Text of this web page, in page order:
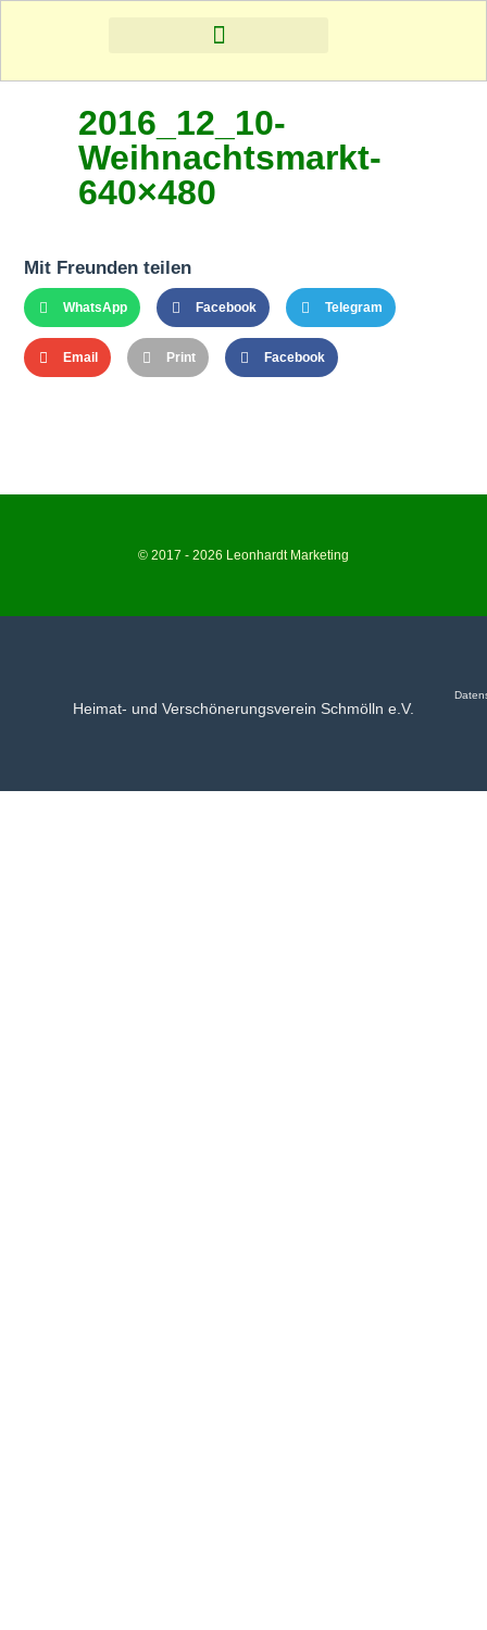
2016_12_10-
Weihnachtsmarkt-
640×480
Mit Freunden teilen
WhatsApp Facebook Telegram
Email Print Facebook
© 2017 - 2026 Leonhardt Marketing
Heimat- und Verschönerungsverein Schmölln e.V.